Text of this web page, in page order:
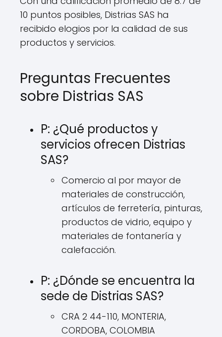
10 puntos posibles, Distrias SAS ha
recibido elogios por la calidad de sus
productos y servicios.
Preguntas Frecuentes
sobre Distrias SAS
P: ¿Qué productos y
servicios ofrecen Distrias
SAS?
Comercio al por mayor de
materiales de construcción,
artículos de ferretería, pinturas,
productos de vidrio, equipo y
materiales de fontanería y
calefacción.
P: ¿Dónde se encuentra la
sede de Distrias SAS?
CRA 2 44-110, MONTERIA,
CORDOBA, COLOMBIA